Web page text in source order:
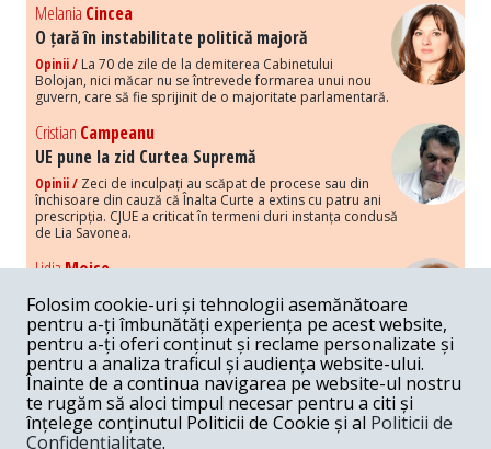
Melania Cincea
O țară în instabilitate politică majoră
Opinii / La 70 de zile de la demiterea Cabinetului
Bolojan, nici măcar nu se întrevede formarea unui nou
guvern, care să fie sprijinit de o majoritate parlamentară.
Cristian Campeanu
UE pune la zid Curtea Supremă
Opinii / Zeci de inculpați au scăpat de procese sau din
închisoare din cauză că Înalta Curte a extins cu patru ani
prescripția. CJUE a criticat în termeni duri instanța condusă
de Lia Savonea.
LidiaMoise
Costurile economice ale haosului politic
Opinii / Economia nu poate rezista cu retorica falsă a
susținerii intereselor poporului, care, de fapt, ascunde
obsesia menținerii privilegiilor și a averilor unor caste.
Melania Cincea
Noi puseuri de xenofobie din partea românilor
„neaoși”
Folosim cookie-uri și tehnologii asemănătoare
pentru a-ți îmbunătăți experiența pe acest website,
pentru a-ți oferi conținut și reclame personalizate și
pentru a analiza traficul și audiența website-ului.
Înainte de a continua navigarea pe website-ul nostru
te rugăm să aloci timpul necesar pentru a citi și
înțelege conținutul Politicii de Cookie și al Politicii de
Confidențialitate.